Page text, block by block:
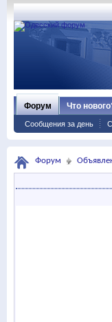
Форум
Сообщения за день
Что
Форум